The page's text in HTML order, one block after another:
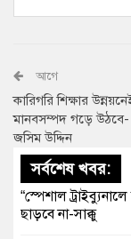
আগে
কারিগরি শিক্ষার
মানবসম্পদ গড়ে
জসিম উদ্দিন
সর্বশেষ খবর:
“স্পেশাল
ছাড়বে না-সাক্কু